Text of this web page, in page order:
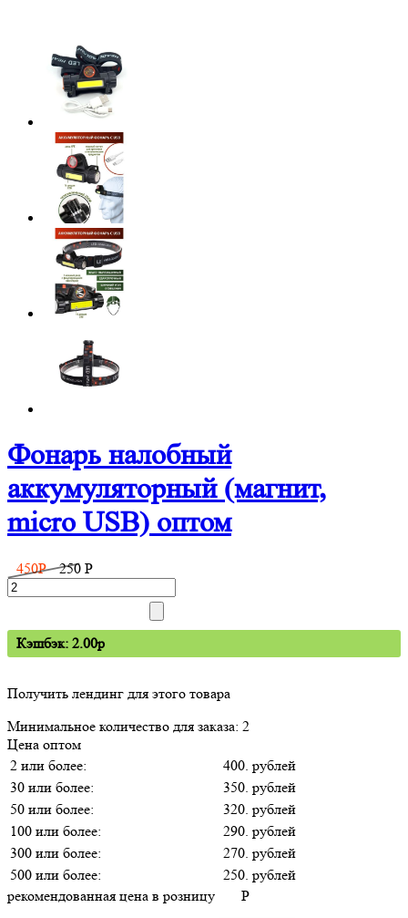
Фонарь налобный
аккумуляторный (магнит,
micro USB) оптом
450P 250 P
Кэшбэк: 2.00p
Получить лендинг для этого товара
Минимальное количество для заказа: 2
Цена оптом
2 или более:
400. рублей
30 или более:
350. рублей
50 или более:
320. рублей
100 или более:
290. рублей
300 или более:
270. рублей
500 или более:
250. рублей
рекомендованная цена в розницу
P